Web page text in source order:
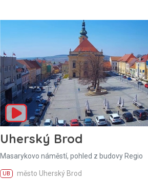
Uherský Brod
Masarykovo náměstí, pohled z budovy Regio
UB město Uherský Brod